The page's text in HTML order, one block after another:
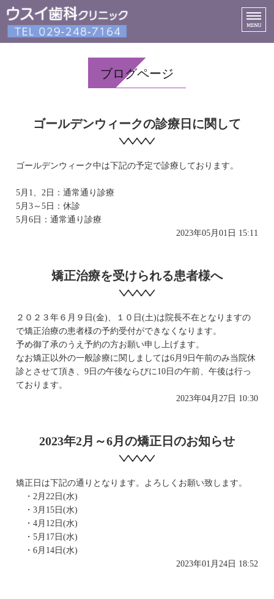
アクセス
ブログページ
ゴールデンウィークの診療日に関して
ゴールデンウィーク中は下記の予定で診療しております。
5月1、2日：通常通り診療
5月3～5日：休診
5月6日：通常通り診療
2023年05月01日 15:11
矯正治療を受けられる患者様へ
２０２３年６月９日(金)、１０日(土)は院長不在となりますの
で矯正治療の患者様の予約受付ができなくなります。
予め御了承のうえ予約の方お願い申し上げます。
なお矯正以外の一般診療に関しましては6月9日午前のみ当院休
診とさせて頂き、9日の午後ならびに10日の午前、午後は行っ
ております。
2023年04月27日 10:30
2023年2月～6月の矯正日のお知らせ
矯正日は下記の通りとなります。よろしくお願い致します。
・2月22日(水)
・3月15日(水)
・4月12日(水)
・5月17日(水)
・6月14日(水)
2023年01月24日 18:52